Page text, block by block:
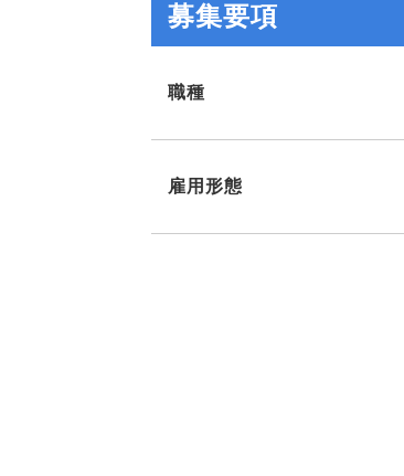
募集要項
職種
雇用形態